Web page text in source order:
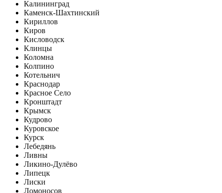
Калининград
Каменск-Шахтинский
Кириллов
Киров
Кисловодск
Клинцы
Коломна
Колпино
Котельнич
Краснодар
Красное Село
Кронштадт
Крымск
Кудрово
Куровское
Курск
Лебедянь
Ливны
Ликино-Дулёво
Липецк
Лиски
Ломоносов